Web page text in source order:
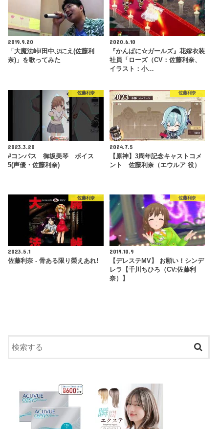
2019.9.20
「大魔法峠/田中ぷにえ(佐藤利
奈)」を歌ってみた
2020.6.10
『かんぱに☆ガールズ』花嫁衣装
社員「ローズ（CV：佐藤利奈、
イラスト：小…
佐藤利奈
2023.3.20
#コンパス 御坂美琴 ボイス
5(声優・佐藤利奈)
佐藤利奈
2024.7.5
【原神】3周年記念キャストコメ
ント 佐藤利奈（エウルア 役）
佐藤利奈
2023.5.1
佐藤利奈 - 骨ある限り榮えあれ!
佐藤利奈
2019.10.9
【デレステMV】 お願い！シンデ
レラ【千川ちひろ（CV:佐藤利
奈）】